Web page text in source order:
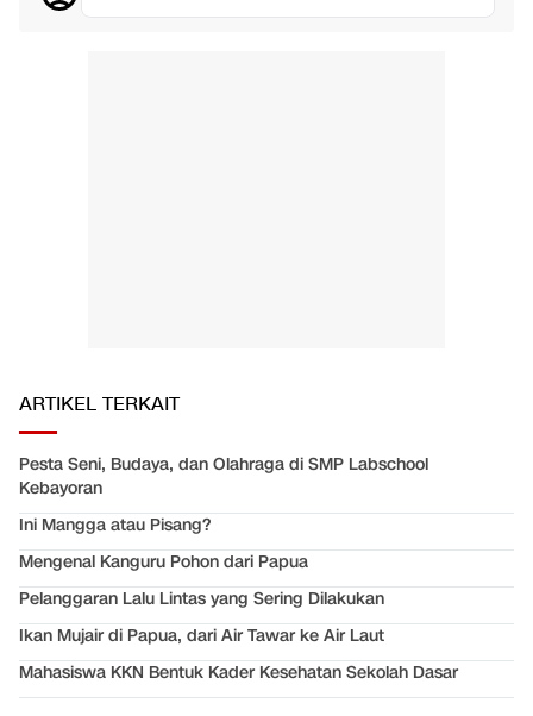
ARTIKEL TERKAIT
Pesta Seni, Budaya, dan Olahraga di SMP Labschool
Kebayoran
Ini Mangga atau Pisang?
Mengenal Kanguru Pohon dari Papua
Pelanggaran Lalu Lintas yang Sering Dilakukan
Ikan Mujair di Papua, dari Air Tawar ke Air Laut
Mahasiswa KKN Bentuk Kader Kesehatan Sekolah Dasar